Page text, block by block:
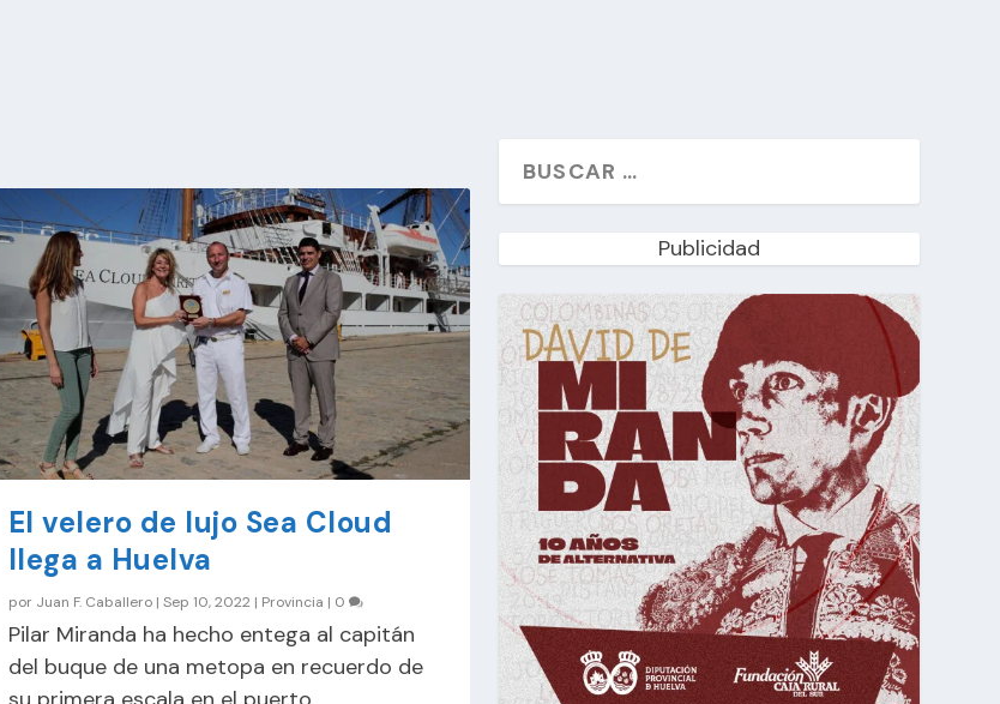
El velero de lujo Sea Cloud
llega a Huelva
por Juan F. Caballero| Sep 10, 2022 | Provincia | 0
Pilar Miranda ha hecho entega al capitán
del buque de una metopa en recuerdo de
Publicidad